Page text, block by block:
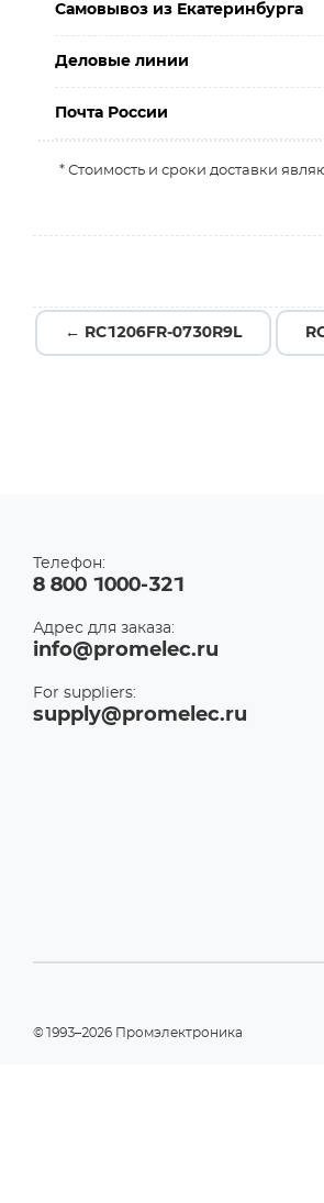
Самовывоз из Екатеринбурга
Деловые линии
Почта России
* Стоимость и сроки доставки
← RC1206FR-0730R9L
Телефон:
8 800 1000-321
Адрес для заказа:
info@promelec.ru
For suppliers:
supply@promelec.ru
©1993–2026 Промэлектроника